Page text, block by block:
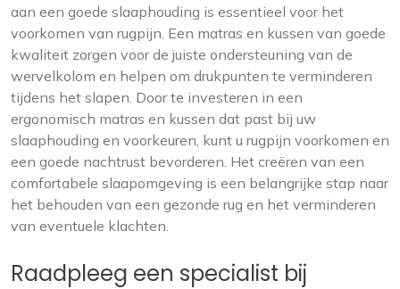
aan een goede slaaphouding is essentieel voor het
voorkomen van rugpijn. Een matras en kussen van goede
kwaliteit zorgen voor de juiste ondersteuning van de
wervelkolom en helpen om drukpunten te verminderen
tijdens het slapen. Door te investeren in een
ergonomisch matras en kussen dat past bij uw
slaaphouding en voorkeuren, kunt u rugpijn voorkomen en
een goede nachtrust bevorderen. Het creëren van een
comfortabele slaapomgeving is een belangrijke stap naar
het behouden van een gezonde rug en het verminderen
van eventuele klachten.
Raadpleeg een specialist bij